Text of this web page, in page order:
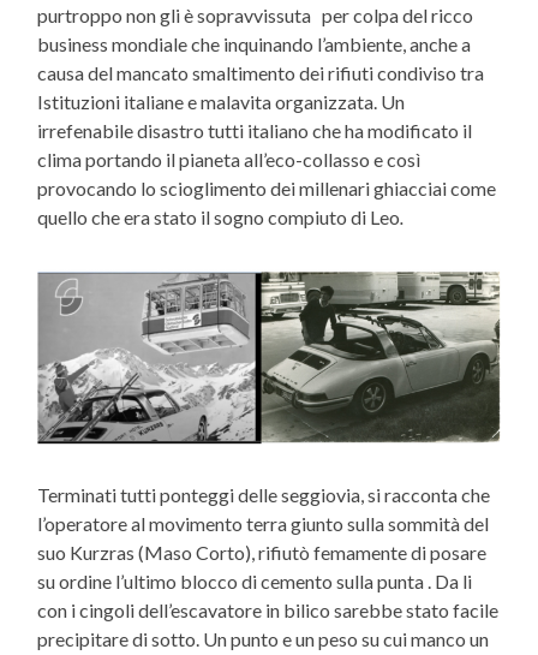
purtroppo non gli è sopravvissuta per colpa del ricco
business mondiale che inquinando l’ambiente, anche a
causa del mancato smaltimento dei rifiuti condiviso tra
Istituzioni italiane e malavita organizzata. Un
irrefenabile disastro tutti italiano che ha modificato il
clima portando il pianeta all’eco-collasso e così
provocando lo scioglimento dei millenari ghiacciai come
quello che era stato il sogno compiuto di Leo.
Terminati tutti ponteggi delle seggiovia, si racconta che
l’operatore al movimento terra giunto sulla sommità del
suo Kurzras (Maso Corto), rifiutò femamente di posare
su ordine l’ultimo blocco di cemento sulla punta . Da li
con i cingoli dell’escavatore in bilico sarebbe stato facile
precipitare di sotto. Un punto e un peso su cui manco un